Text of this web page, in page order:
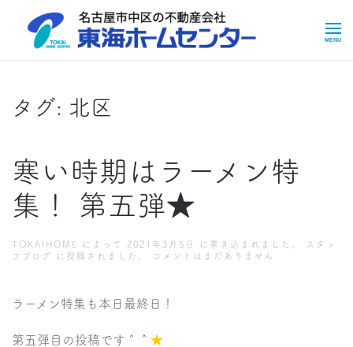
Skip to main content
タグ: 北区
寒い時期はラーメン特
集！ 第五弾★
TOKAIHOME によって 2021年3月5日 に書き込まれました。
スタッ
フブログ
に投稿されました。
寒
は
メ
コメントはまだありません
ラーメン特集も本日最終日！
第五弾目の投稿です＾＾ ★